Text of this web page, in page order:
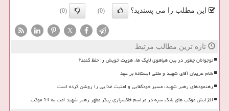
این مطلب را می پسندید؟ (0)
(0)
X
تازه ترین مطالب مرتبط
نوجوانان چطور در بین هیاهوی لایک ها، هویت خویش را حفظ کنند؟
شام غریبان آقای شهید و ملتی ایستاده بر عهد
رهنمودهای رهبر شهید، مسیر خودکفایی و امنیت غذایی را روشن کرده است
افزایش موکب های بانک سپه در مراسم خاکسپاری پیکر مطهر رهبر شهید امت به 14 موکب